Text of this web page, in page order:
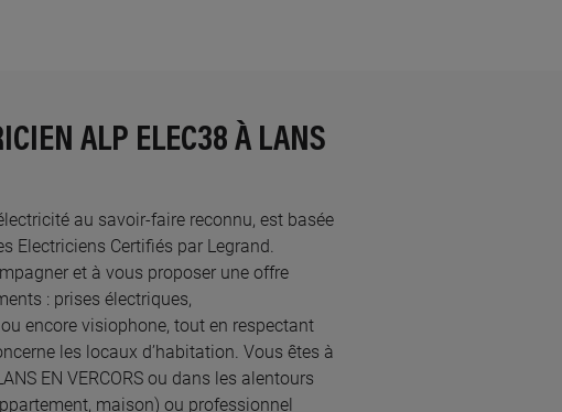
ALP ELEC38 À LANS
au savoir-faire reconnu, est basée
Electriciens Certifiés par Legrand.​
et à vous proposer une offre
: prises électriques,
encore visiophone, tout en respectant
les locaux d’habitation. Vous êtes à
EN VERCORS ou dans les alentours
maison) ou professionnel